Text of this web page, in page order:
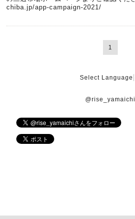
chiba.jp/app-campaign-2021/
1
Select Language
@rise_yamaichi